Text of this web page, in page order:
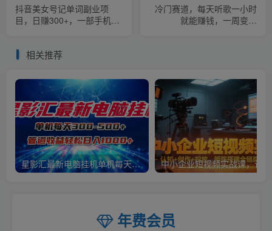
抖音美女号记单词副业项
目，日赚300+，一部手机就
冷门赛道，每天听歌一小时
就能赚钱，一周变现
相关推荐
星影汇最新电脑挂机单机每天300+团队管道收益轻松日入1000+
年费会员